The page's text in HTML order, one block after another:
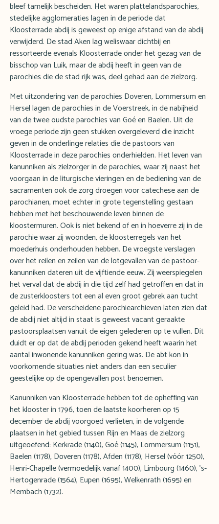
bleef tamelijk bescheiden. Het waren plattelandsparochies,
stedelijke agglomeraties lagen in de periode dat
Kloosterrade abdij is geweest op enige afstand van de abdij
verwijderd. De stad Aken lag weliswaar dichtbij en
ressorteerde evenals Kloosterrade onder het gezag van de
bisschop van Luik, maar de abdij heeft in geen van de
parochies die de stad rijk was, deel gehad aan de zielzorg.
Met uitzondering van de parochies Doveren, Lommersum en
Hersel lagen de parochies in de Voerstreek, in de nabijheid
van de twee oudste parochies van Goé en Baelen. Uit de
vroege periode zijn geen stukken overgeleverd die inzicht
geven in de onderlinge relaties die de pastoors van
Kloosterrade in deze parochies onderhielden. Het leven van
kanunniken als zielzorger in de parochies, waar zij naast het
voorgaan in de liturgische vieringen en de bediening van de
sacramenten ook de zorg droegen voor catechese aan de
parochianen, moet echter in grote tegenstelling gestaan
hebben met het beschouwende leven binnen de
kloostermuren. Ook is niet bekend of en in hoeverre zij in de
parochie waar zij woonden, de kloosterregels van het
moederhuis onderhouden hebben. De vroegste verslagen
over het reilen en zeilen van de lotgevallen van de pastoor-
kanunniken dateren uit de vijftiende eeuw. Zij weerspiegelen
het verval dat de abdij in die tijd zelf had getroffen en dat in
de zusterkloosters tot een al even groot gebrek aan tucht
geleid had. De verscheidene parochiearchieven laten zien dat
de abdij niet altijd in staat is geweest vacant geraakte
pastoorsplaatsen vanuit de eigen gelederen op te vullen. Dit
duidt er op dat de abdij perioden gekend heeft waarin het
aantal inwonende kanunniken gering was. De abt kon in
voorkomende situaties niet anders dan een seculier
geestelijke op de opengevallen post benoemen.
Kanunniken van Kloosterrade hebben tot de opheffing van
het klooster in 1796, toen de laatste koorheren op 15
december de abdij voorgoed verlieten, in de volgende
plaatsen in het gebied tussen Rijn en Maas de zielzorg
uitgeoefend: Kerkrade (1140), Goé (1145), Lommersum (1151),
Baelen (1178), Doveren (1178), Afden (1178), Hersel (vóór 1250),
Henri-Chapelle (vermoedelijk vanaf 1400), Limbourg (1460), 's-
Hertogenrade (1564), Eupen (1695), Welkenrath (1695) en
Membach (1732).